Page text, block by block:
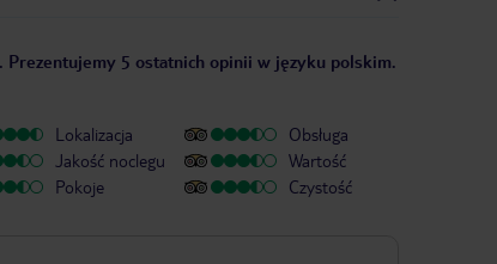
5 ostatnich opinii w języku polskim.
Lokalizacja
Jakość noclegu
Pokoje
Obsługa
Wartość
Czystość